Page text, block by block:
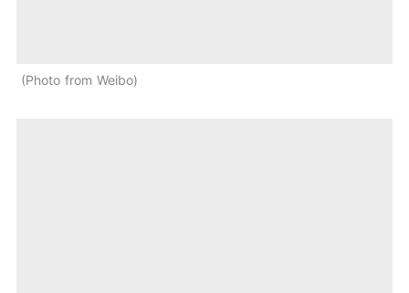
Photo from Weibo